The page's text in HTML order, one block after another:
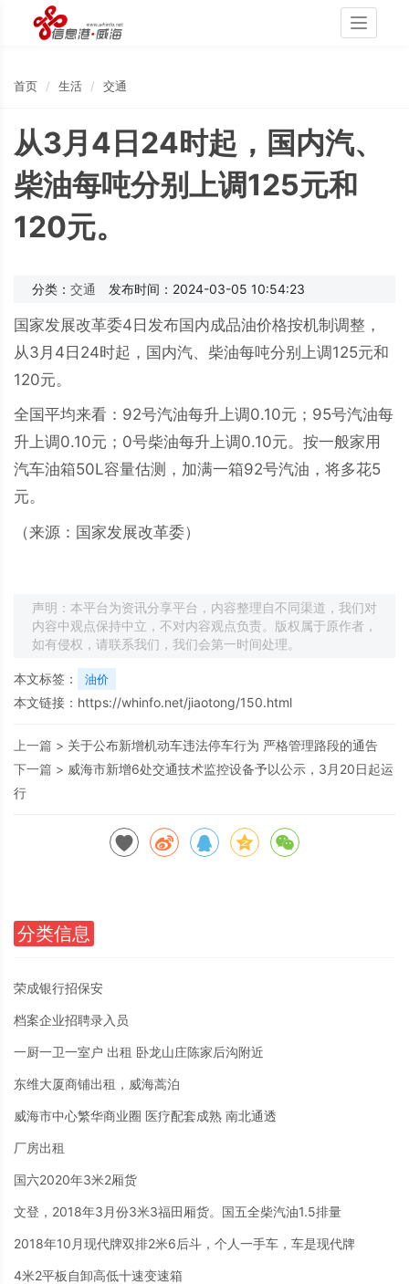
Toggle
首页 生活 交通
从3月4日24时起，国内汽、
柴油每吨分别上调125元和
120元。
分类： 交通 发布时间：2024-03-05 10:54:23
国家发展改革委4日发布国内成品油价格按机制调整，
从3月4日24时起，国内汽、柴油每吨分别上调125元和
120元。
全国平均来看：92号汽油每升上调0.10元；95号汽油每
升上调0.10元；0号柴油每升上调0.10元。按一般家用
汽车油箱50L容量估测，加满一箱92号汽油，将多花5
元。
（来源：国家发展改革委）
声明：本平台为资讯分享平台，内容整理自不同渠道，我们对
内容中观点保持中立，不对内容观点负责。版权属于原作者，
如有侵权，请联系我们，我们会第一时间处理。
本文标签： 油价
本文链接： https://whinfo.net/jiaotong/150.html
上一篇 > 关于公布新增机动车违法停车行为 严格管理路段的通告
下一篇 > 威海市新增6处交通技术监控设备予以公示，3月20日起运
行
分类信息
荣成银行招保安
档案企业招聘录入员
一厨一卫一室户 出租 卧龙山庄陈家后沟附近
东维大厦商铺出租，威海蒿泊
威海市中心繁华商业圈 医疗配套成熟 南北通透
厂房出租
国六2020年3米2厢货
文登，2018年3月份3米3福田厢货。国五全柴汽油1.5排量
2018年10月现代牌双排2米6后斗，个人一手车，车是现代牌
4米2平板自卸高低十速变速箱